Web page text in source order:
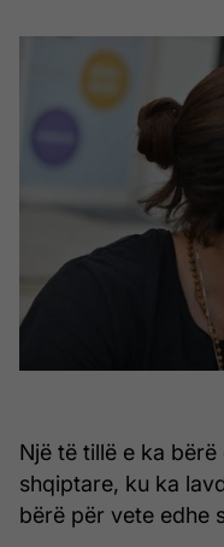
Një të tillë e ka
shqiptare, ku ka
bërë për vete edhe